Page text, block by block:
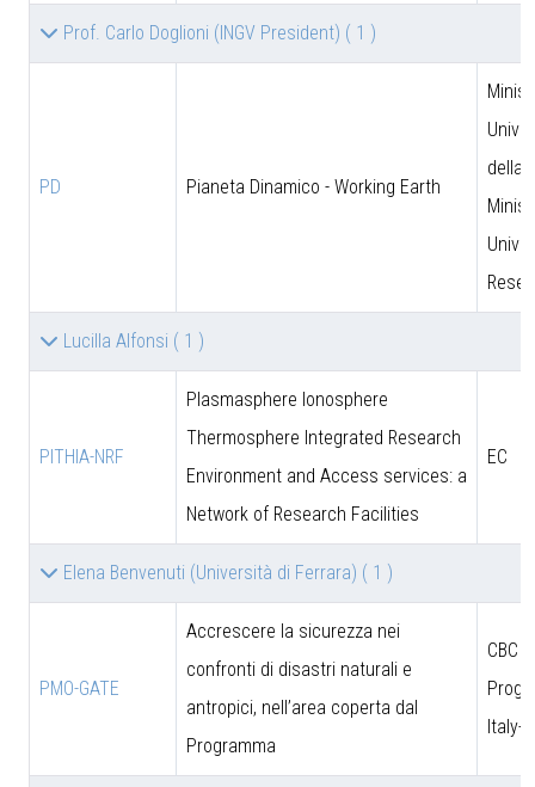
Prof. Carlo Doglioni (INGV President) ( 1 )
PD Pianeta Dinamico - Working Earth
della
Lucilla Alfonsi ( 1 )
PITHIA-NRF
Plasmasphere Ionosphere
Thermosphere Integrated Research
Environment and Access services: a
Network of Research Facilities
EC
Elena Benvenuti (Università di Ferrara) ( 1 )
PMO-GATE
Accrescere la sicurezza nei
confronti di disastri naturali e
antropici, nell’area coperta dal
Programma
CBC
Italy-